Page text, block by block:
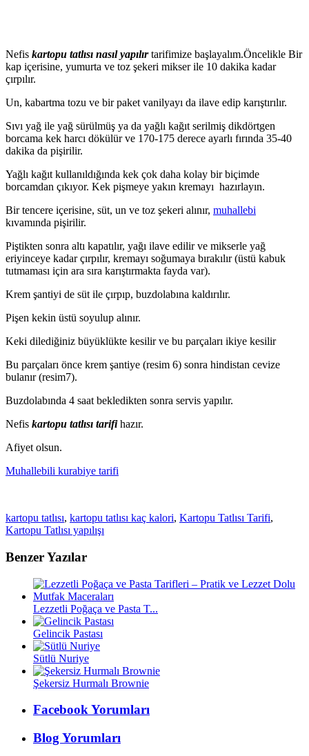
Nefis kartopu tatlısı nasıl yapılır tarifimize başlayalım.Öncelikle Bir
kap içerisine, yumurta ve toz şekeri mikser ile 10 dakika kadar
çırpılır.
Un, kabartma tozu ve bir paket vanilyayı da ilave edip karıştırılır.
Sıvı yağ ile yağ sürülmüş ya da yağlı kağıt serilmiş dikdörtgen
borcama kek harcı dökülür ve 170-175 derece ayarlı fırında 35-40
dakika da pişirilir.
Yağlı kağıt kullanıldığında kek çok daha kolay bir biçimde
borcamdan çıkıyor. Kek pişmeye yakın kremayı hazırlayın.
Bir tencere içerisine, süt, un ve toz şekeri alınır, muhallebi
kıvamında pişirilir.
Piştikten sonra altı kapatılır, yağı ilave edilir ve mikserle yağ
eriyinceye kadar çırpılır, kremayı soğumaya bırakılır (üstü kabuk
tutmaması için ara sıra karıştırmakta fayda var).
Krem şantiyi de süt ile çırpıp, buzdolabına kaldırılır.
Pişen kekin üstü soyulup alınır.
Keki dilediğiniz büyüklükte kesilir ve bu parçaları ikiye kesilir
Bu parçaları önce krem şantiye (resim 6) sonra hindistan cevize
bulanır (resim7).
Buzdolabında 4 saat bekledikten sonra servis yapılır.
Nefis kartopu tatlısı tarifihazır.
Afiyet olsun.
Muhallebili kurabiye tarifi
kartopu tatlısı, kartopu tatlısı kaç kalori, Kartopu Tatlısı Tarifi,
Kartopu Tatlısı yapılışı
Benzer Yazılar
Lezzetli Poğaça ve Pasta T...
Gelincik Pastası
Sütlü Nuriye
Şekersiz Hurmalı Brownie
Facebook Yorumları
Blog Yorumları